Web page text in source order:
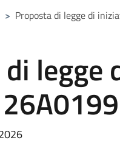
> Proposta di legge di
legge